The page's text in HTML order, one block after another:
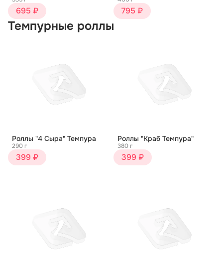
695 ₽ 795 ₽
Темпурные роллы
Роллы "4 Сыра" Темпура
290 г
399 ₽
Роллы "Краб Темпура"
380 г
399 ₽